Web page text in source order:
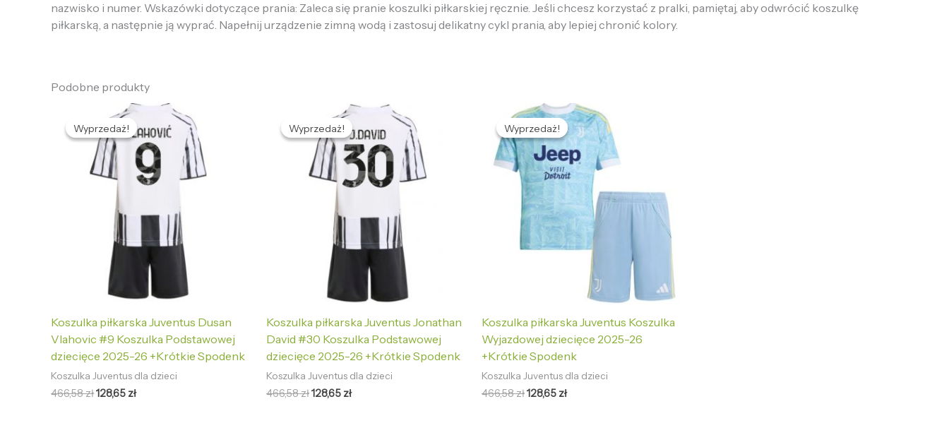
nazwisko i numer. Wskazówki dotyczące prania: Zaleca się pranie koszulki piłkarskiej ręcznie. Jeśli chcesz korzystać z pralki, pamiętaj, aby odwrócić koszulkę
piłkarską, a następnie ją wyprać. Napełnij urządzenie zimną wodą i zastosuj delikatny cykl prania, aby lepiej chronić kolory.
Podobne produkty
Wyprzedaż!
Wyprzedaż!
Koszulka piłkarska Juventus Dusan
Vlahovic #9 Koszulka Podstawowej
dziecięce 2025-26 +Krótkie Spodenk
Koszulka Juventus dla dzieci
466,58zł
Pierwotna
cena
wynosiła:
466,58 zł.
128,65 zł
Aktualna
wynosi:
128,65 zł.
Wyprzedaż!
Wyprzedaż!
Koszulka piłkarska Juventus Jonathan
David #30 Koszulka Podstawowej
dziecięce 2025-26 +Krótkie Spodenk
Koszulka Juventus dla dzieci
466,58zł
Pierwotna
cena
wynosiła:
466,58 zł.
128,65 zł
Aktualna
cena
wynosi:
128,65 zł.
Wyprzedaż!
Wyprzedaż!
Koszulka piłkarska Juventus Koszulka
Wyjazdowej dziecięce 2025-26
+Krótkie Spodenk
Koszulka Juventus dla dzieci
466,58zł
Pierwotna
cena
wynosiła:
466,58 zł.
128,65 zł
Aktualna
cena
wynosi:
128,65 zł.